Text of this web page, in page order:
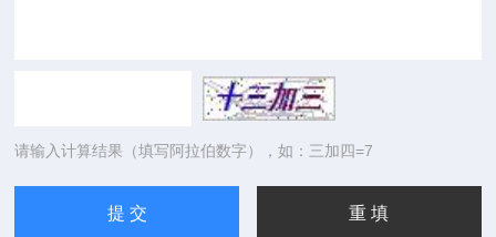
请输入计算结果（填写阿拉伯数字），如：三加四=7